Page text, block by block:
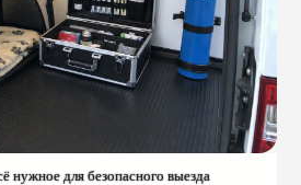
нужное для безопасного выезда